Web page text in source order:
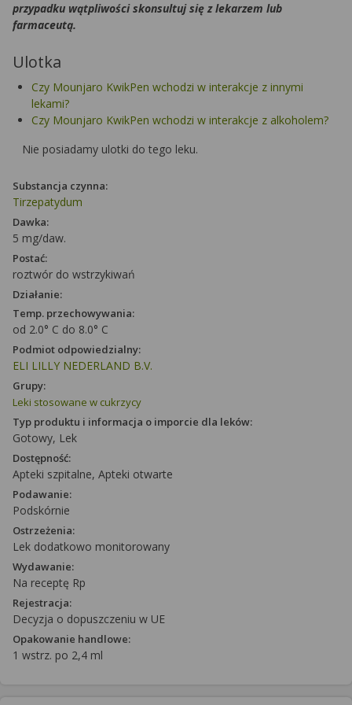
przypadku wątpliwości skonsultuj się z lekarzem lub
farmaceutą.
Ulotka
Czy Mounjaro KwikPen wchodzi w interakcje z innymi
lekami?
Czy Mounjaro KwikPen wchodzi w interakcje z alkoholem?
Nie posiadamy ulotki do tego leku.
Substancja czynna:
Tirzepatydum
Dawka:
5 mg/daw.
Postać:
roztwór do wstrzykiwań
Działanie:
Temp. przechowywania:
od 2.0° C do 8.0° C
Podmiot odpowiedzialny:
ELI LILLY NEDERLAND B.V.
Grupy:
Leki stosowane w cukrzycy
Typ produktu i informacja o imporcie dla leków:
Gotowy, Lek
Dostępność:
Apteki szpitalne, Apteki otwarte
Podawanie:
Podskórnie
Ostrzeżenia:
Lek dodatkowo monitorowany
Wydawanie:
Na receptę Rp
Rejestracja:
Decyzja o dopuszczeniu w UE
Opakowanie handlowe:
1 wstrz. po 2,4 ml